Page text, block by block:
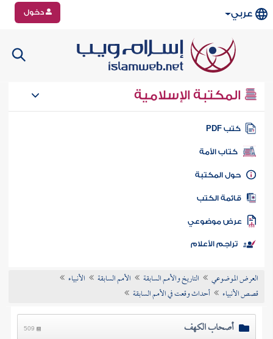
عربي دخول
المكتبة الإسلامية
كتب PDF
كتاب الأمة
المكتبة
الكتب
موضوعي
تراجم الأعلام
العرض الموضوعي التاريخ والأمم السابقة الأمم السابقة
الأنبياء
قصص الأنبياء
أحداث وقعت في الأمم السابقة
أصحاب الكهف 509